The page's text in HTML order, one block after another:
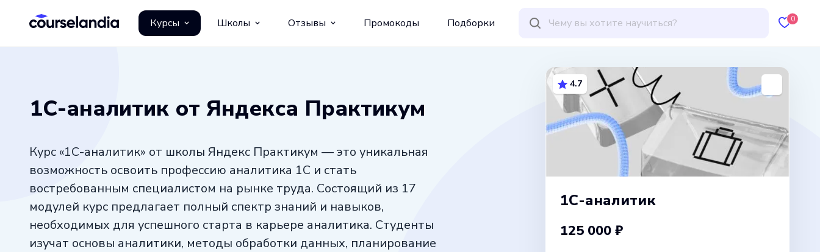
Курсы Школы Отзывы Промокоды Подборки 0
1С-аналитик от Яндекса Практикум
Курс «1С-аналитик» от школы Яндекс Практикум — это уникальная
возможность освоить профессию аналитика 1С и стать
востребованным специалистом на рынке труда. Состоящий из 17
модулей курс предлагает полный спектр знаний и навыков,
необходимых для успешного старта в карьере аналитика. Студенты
изучат основы аналитики, методы обработки данных, планирование
4.7
1С-аналитик
125 000 ₽